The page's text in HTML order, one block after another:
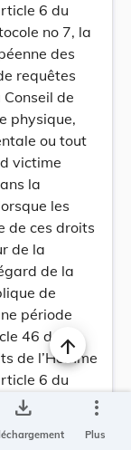
6 du
no 7, la
des
requêtes
de
physique,
ou tout
victime
la
les
de ces droits
de la
de la
de
période
46 de la
de l’Homme
6 du
no 7,
réciprocité,
save_alt more_vert
Plus